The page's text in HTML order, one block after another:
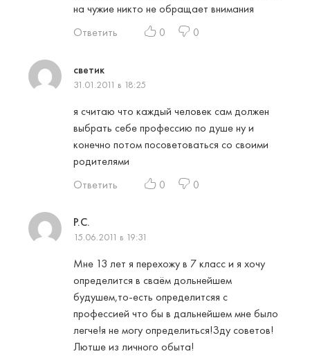
на чужие никто не обращает внимания
Ответить
0 0
светик
31.01.2011 в 18:25
я считаю что каждый человек сам должен
выбрать себе профессию по душе ну и
конечно потом посоветоваться со своими
родителями
Ответить
0 0
Р.С.
15.06.2011 в 19:31
Мне 13 лет я перехожу в 7 класс и я хочу
определится в сваём дольнейшем
будушем,то-есть определитсяя с
профессией что бы в дальнейшем мне было
легче!я не могу определиться!Зду советов!
Лютше из личного обыта!